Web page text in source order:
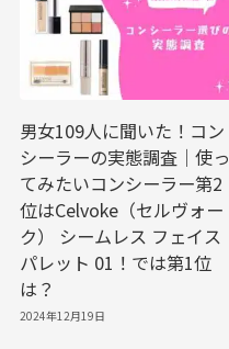
男女109人に聞いた！コン
シーラーの実態調査｜使っ
てみたいコンシーラー第2
位はCelvoke（セルヴォー
ク） シームレス フェイス
パレット 01！では第1位
は？
2024年12月19日